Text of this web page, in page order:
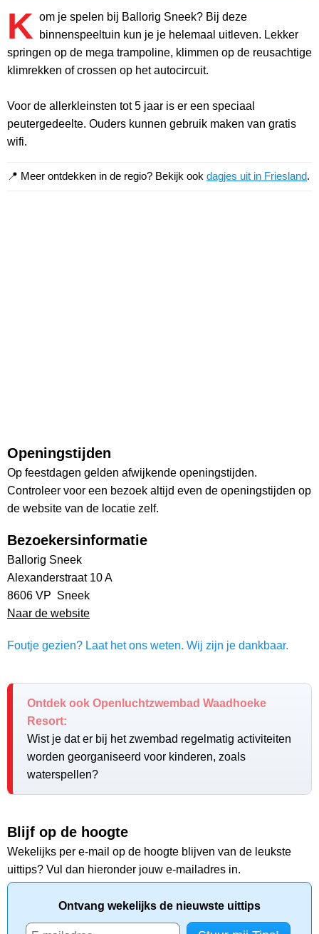
K om je spelen bij Ballorig Sneek? Bij deze
binnenspeeltuin kun je je helemaal uitleven. Lekker
springen op de mega trampoline, klimmen op de reusachtige
klimrekken of crossen op het autocircuit.
Voor de allerkleinsten tot 5 jaar is er een speciaal
peutergedeelte. Ouders kunnen gebruik maken van gratis
wifi.
📍 Meer ontdekken in de regio? Bekijk ook dagjes uit in Friesland.
Openingstijden
Op feestdagen gelden afwijkende openingstijden.
Controleer voor een bezoek altijd even de openingstijden op
de website van de locatie zelf.
Bezoekersinformatie
Ballorig Sneek
Alexanderstraat 10 A
8606 VP Sneek
Naar de website
Foutje gezien? Laat het ons weten. Wij zijn je dankbaar.
Ontdek ook Openluchtzwembad Waadhoeke
Resort:
Wist je dat er bij het zwembad regelmatig activiteiten
worden georganiseerd voor kinderen, zoals
waterspellen?
Blijf op de hoogte
Wekelijks per e-mail op de hoogte blijven van de leukste
uittips? Vul dan hieronder jouw e-mailadres in.
Ontvang wekelijks de nieuwste uittips